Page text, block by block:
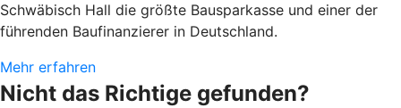
Schwäbisch Hall die größte Bausparkasse und einer der
führenden Baufinanzierer in Deutschland.
Mehr erfahren
Nicht das Richtige gefunden?